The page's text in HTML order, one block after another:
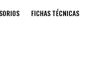
FICHAS TÉCNICAS